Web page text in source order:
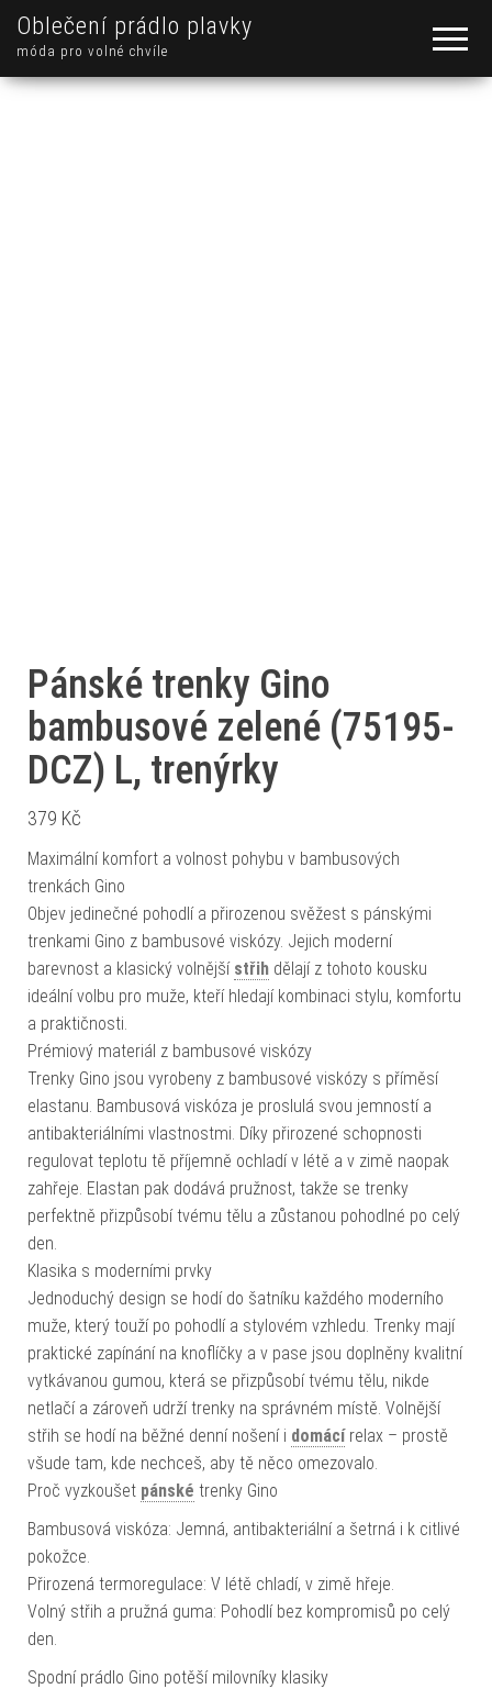
Oblečení prádlo plavky
móda pro volné chvíle
Pánské trenky Gino
bambusové zelené (75195-
DCZ) L, trenýrky
379 Kč
Maximální komfort a volnost pohybu v bambusových
trenkách Gino
Objev jedinečné pohodlí a přirozenou svěžest s pánskými
trenkami Gino z bambusové viskózy. Jejich moderní
barevnost a klasický volnější střih dělají z tohoto kousku
ideální volbu pro muže, kteří hledají kombinaci stylu, komfortu
a praktičnosti.
Prémiový materiál z bambusové viskózy
Trenky Gino jsou vyrobeny z bambusové viskózy s příměsí
elastanu. Bambusová viskóza je proslulá svou jemností a
antibakteriálními vlastnostmi. Díky přirozené schopnosti
regulovat teplotu tě příjemně ochladí v létě a v zimě naopak
zahřeje. Elastan pak dodává pružnost, takže se trenky
perfektně přizpůsobí tvému tělu a zůstanou pohodlné po celý
den.
Klasika s moderními prvky
Jednoduchý design se hodí do šatníku každého moderního
muže, který touží po pohodlí a stylovém vzhledu. Trenky mají
praktické zapínání na knoflíčky a v pase jsou doplněny kvalitní
vytkávanou gumou, která se přizpůsobí tvému tělu, nikde
netlačí a zároveň udrží trenky na správném místě. Volnější
střih se hodí na běžné denní nošení i domácírelax – prostě
všude tam, kde nechceš, aby tě něco omezovalo.
Proč vyzkoušet pánské trenky Gino
Bambusová viskóza: Jemná, antibakteriální a šetrná i k citlivé
pokožce.
Přirozená termoregulace: V létě chladí, v zimě hřeje.
Volný střih a pružná guma: Pohodlí bez kompromisů po celý
den.
Spodní prádlo Gino potěší milovníky klasiky